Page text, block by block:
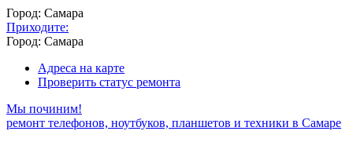
Город: Самара
Приходите:
Город: Самара
Адреса на карте
Проверить статус ремонта
Мы починим!
ремонт телефонов, ноутбуков, планшетов и техники в Самаре